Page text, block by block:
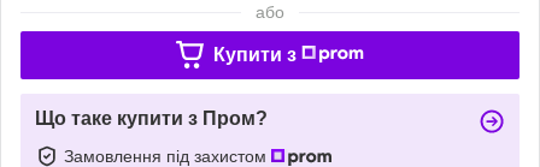
або
Купити з
Що таке купити з Пром?
Замовлення під захистом